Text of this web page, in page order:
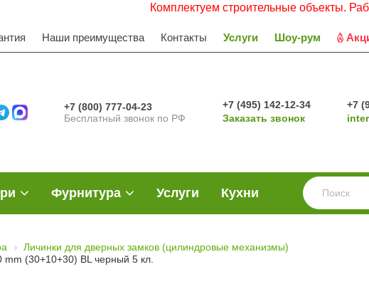
Комплектуем строительные объекты.
Наши преимущества Контакты Услуги Шоу-рум
+7 (800) 777-04-23
Бесплатный звонок по РФ
+7 (495) 142-12-34
Заказать звонок
+7
Фурнитура Услуги Кухни
Личинки для дверных замков (цилиндровые механизмы)
(30+10+30) BL черный 5 кл.